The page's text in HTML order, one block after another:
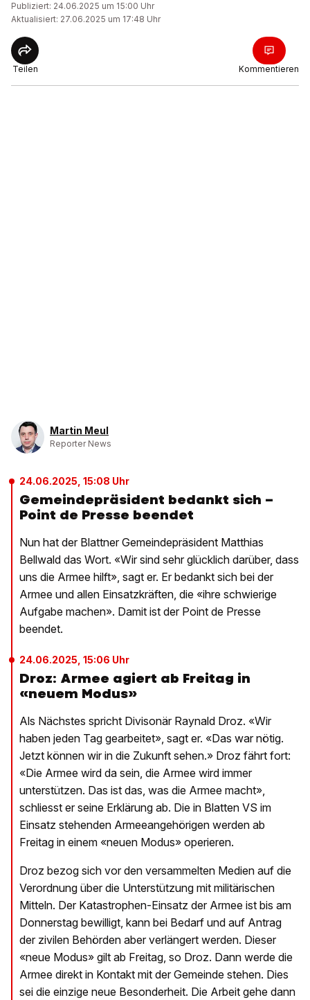
Publiziert: 24.06.2025 um 15:00 Uhr
Aktualisiert: 27.06.2025 um 17:48 Uhr
Teilen Kommentieren
Martin Meul
Reporter News
24.06.2025, 15:08 Uhr
Gemeindepräsident bedankt sich –
Point de Presse beendet
Nun hat der Blattner Gemeindepräsident Matthias
Bellwald das Wort. «Wir sind sehr glücklich darüber, dass
uns die Armee hilft», sagt er. Er bedankt sich bei der
Armee und allen Einsatzkräften, die «ihre schwierige
Aufgabe machen». Damit ist der Point de Presse
beendet.
24.06.2025, 15:06 Uhr
Droz: Armee agiert ab Freitag in
«neuem Modus»
Als Nächstes spricht Divisonär Raynald Droz. «Wir
haben jeden Tag gearbeitet», sagt er. «Das war nötig.
Jetzt können wir in die Zukunft sehen.» Droz fährt fort:
«Die Armee wird da sein, die Armee wird immer
unterstützen. Das ist das, was die Armee macht»,
schliesst er seine Erklärung ab. Die in Blatten VS im
Einsatz stehenden Armeeangehörigen werden ab
Freitag in einem «neuen Modus» operieren.
Droz bezog sich vor den versammelten Medien auf die
Verordnung über die Unterstützung mit militärischen
Mitteln. Der Katastrophen-Einsatz der Armee ist bis am
Donnerstag bewilligt, kann bei Bedarf und auf Antrag
der zivilen Behörden aber verlängert werden. Dieser
«neue Modus» gilt ab Freitag, so Droz. Dann werde die
Armee direkt in Kontakt mit der Gemeinde stehen. Dies
sei die einzige neue Besonderheit. Die Arbeit gehe dann